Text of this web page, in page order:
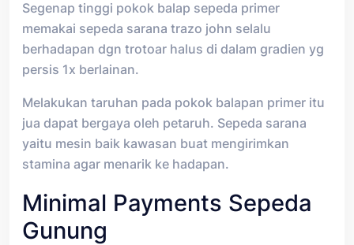
Segenap tinggi pokok balap sepeda primer
memakai sepeda sarana trazo john selalu
berhadapan dgn trotoar halus di dalam gradien yg
persis 1x berlainan.
Melakukan taruhan pada pokok balapan primer itu
jua dapat bergaya oleh petaruh. Sepeda sarana
yaitu mesin baik kawasan buat mengirimkan
stamina agar menarik ke hadapan.
Minimal Payments Sepeda
Gunung